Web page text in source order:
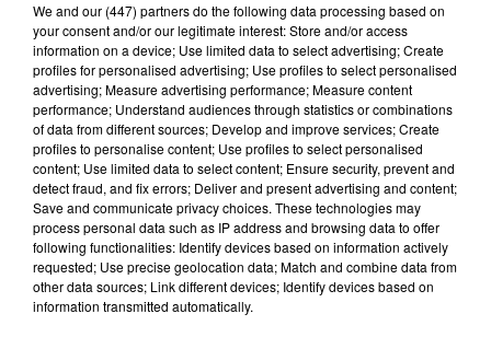
Lecture (4 min 13 sec)
100%
We and our (447) partnersdo the following data processing based on
your consent and/or our legitimate interest: Store and/or access
information on a device; Use limited data to select advertising; Create
profiles for personalised advertising; Use profiles to select personalised
advertising; Measure advertising performance; Measure content
performance; Understand audiences through statistics or combinations
of data from different sources; Develop and improve services; Create
profiles to personalise content; Use profiles to select personalised
content; Use limited data to select content; Ensure security, prevent and
detect fraud, and fix errors; Deliver and present advertising and content;
Save and communicate privacy choices. These technologies may
process personal data such as IP address and browsing data to offer
following functionalities: Identify devices based on information actively
requested; Use precise geolocation data; Match and combine data from
other data sources; Link different devices; Identify devices based on
information transmitted automatically.